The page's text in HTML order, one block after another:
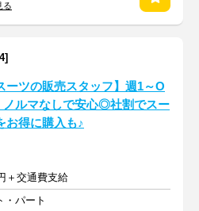
る
ーツの販売スタッフ】週1～O
ノルマなしで安心◎社割でスー
お得に購入も♪
＋交通費支給
・パート